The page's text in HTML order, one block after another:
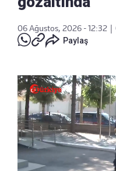
06 Ağustos, 2026 - 12:32
Paylaş